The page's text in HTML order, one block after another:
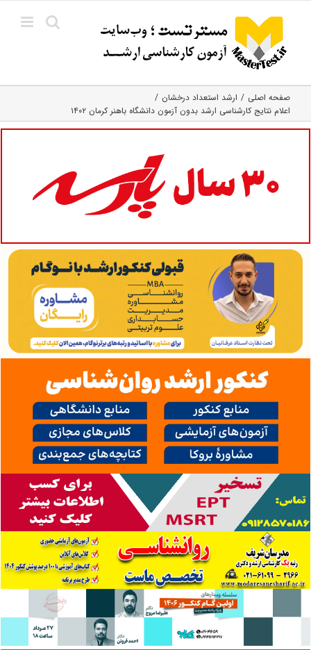
content
صفحه اصلی
ارشد استعداد درخشان
اعلام نتایج کارشناسی ارشد بدون آزمون دانشگاه باهنر کرمان ۱۴۰۲